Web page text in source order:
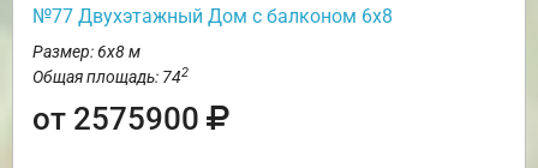
№77 Двухэтажный Дом с балконом 6х8
Размер: 6х8 м
Общая площадь: 742
от 2575900